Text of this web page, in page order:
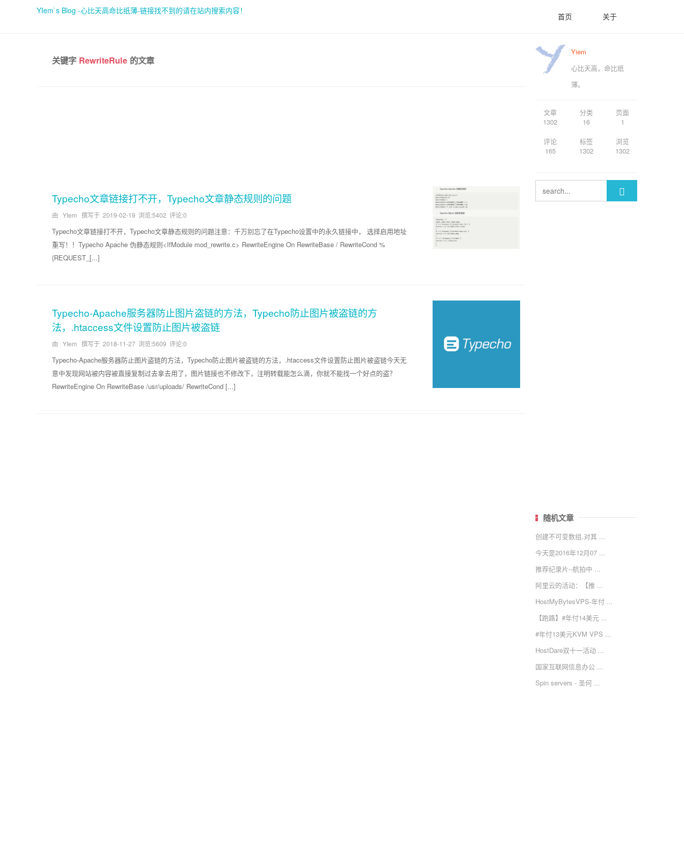
YIem`s Blog -心比天高命比纸薄-链接找不到的请在站内搜索内容！
首页 关于
关键字 RewriteRule 的文章
Typecho文章链接打不开，Typecho文章静态规则的问题
由 YIem 撰写于 2019-02-19 浏览:5402 评论:0
Typecho文章链接打不开，Typecho文章静态规则的问题注意：千万别忘了在Typecho设置中的永久链接中， 选择启用地址
重写！！Typecho Apache 伪静态规则<IfModule mod_rewrite.c> RewriteEngine On RewriteBase / RewriteCond %
{REQUEST_[...]
Typecho-Apache服务器防止图片盗链的方法，Typecho防止图片被盗链的方
法，.htaccess文件设置防止图片被盗链
由 YIem 撰写于 2018-11-27 浏览:5609 评论:0
Typecho-Apache服务器防止图片盗链的方法，Typecho防止图片被盗链的方法，.htaccess文件设置防止图片被盗链今天无
意中发现网站被内容被直接复制过去拿去用了，图片链接也不修改下，注明转载能怎么滴，你就不能找一个好点的盗？
RewriteEngine On RewriteBase /usr/uploads/ RewriteCond [...]
Yiem
心比天高，命比纸
薄。
文章
1302
评论
165
分类
16
标签
1302
页面
1
浏览
1302

随机文章
创建不可变数组,对其 ...
今天是2016年12月07 ...
推荐纪录片--航拍中 ...
阿里云的活动：【推 ...
HostMyBytesVPS-年付 ...
【跑路】#年付14美元 ...
#年付13美元KVM VPS ...
HostDare双十一活动 ...
国家互联网信息办公 ...
Spin servers - 圣何 ...